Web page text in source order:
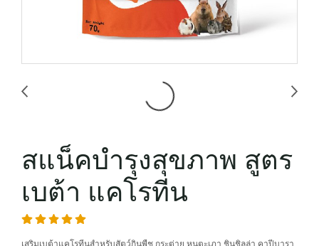
สแน็คบำรุงสุขภาพ สูตร
เบต้า แคโรทีน
เสริมเบต้าแคโรทีนสำหรับสัตว์กินพืช กระต่าย หนูตะเภา ชินชิลล่า คาปีบารา